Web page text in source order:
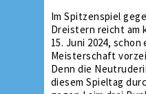
Im Spitzenspiel
Dreistern reicht am
15. Juni 2024,
Meisterschaft
Denn die
diesem Spieltag